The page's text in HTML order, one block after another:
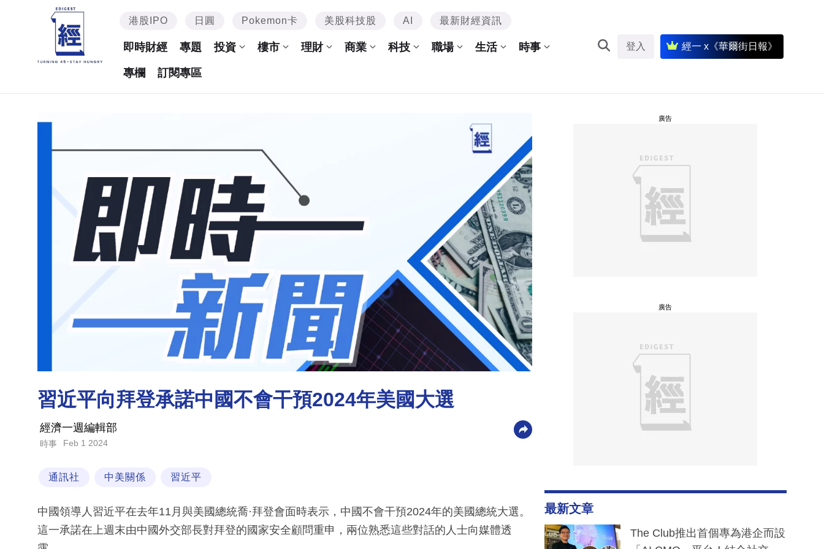
港股IPO 日圓 Pokemon卡 美股科技股 AI 最新財經資訊
即時財經 專題 投資 樓市 理財 商業 科技 職場 生活 時事
專欄 訂閱專區
登入 經一 x《華爾街日報》
習近平向拜登承諾中國不會干預2024年美國大選
經濟一週編輯部
時事 Feb 1 2024
通訊社 中美關係 習近平
中國領導人習近平在去年11月與美國總統喬·拜登會面時表示，中國不會干預2024年的美國總統大選。
這一承諾在上週末由中國外交部長對拜登的國家安全顧問重申，兩位熟悉這些對話的人士向媒體透
廣告
廣告
最新文章
The Club推出首個專為港企而設